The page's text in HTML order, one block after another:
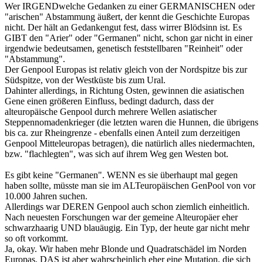
Wer IRGENDwelche Gedanken zu einer GERMANISCHEN oder
"arischen" Abstammung äußert, der kennt die Geschichte Europas
nicht. Der hält an Gedankengut fest, dass wirrer Blödsinn ist. Es
GIBT den "Arier" oder "Germanen" nicht, schon gar nicht in einer
irgendwie bedeutsamen, genetisch feststellbaren "Reinheit" oder
"Abstammung".
Der Genpool Europas ist relativ gleich von der Nordspitze bis zur
Südspitze, von der Westküste bis zum Ural.
Dahinter allerdings, in Richtung Osten, gewinnen die asiatischen
Gene einen größeren Einfluss, bedingt dadurch, dass der
alteuropäische Genpool durch mehrere Wellen asiatischer
Steppennomadenkrieger (die letzten waren die Hunnen, die übrigens
bis ca. zur Rheingrenze - ebenfalls einen Anteil zum derzeitigen
Genpool Mitteleuropas betragen), die natürlich alles niedermachten,
bzw. "flachlegten", was sich auf ihrem Weg gen Westen bot.
Es gibt keine "Germanen". WENN es sie überhaupt mal gegen
haben sollte, müsste man sie im ALTeuropäischen GenPool von vor
10.000 Jahren suchen.
Allerdings war DEREN Genpool auch schon ziemlich einheitlich.
Nach neuesten Forschungen war der gemeine Alteuropäer eher
schwarzhaarig UND blauäugig. Ein Typ, der heute gar nicht mehr
so oft vorkommt.
Ja, okay. Wir haben mehr Blonde und Quadratschädel im Norden
Europas. DAS ist aber wahrscheinlich eher eine Mutation, die sich